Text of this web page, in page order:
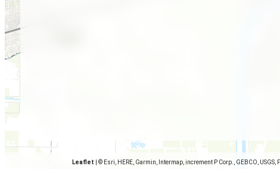
Leaflet © Esri, HERE, Garmin, Intermap, increment P Corp., GEBCO,